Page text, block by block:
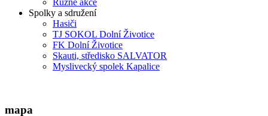
Různé akce
Spolky a sdružení
Hasiči
TJ SOKOL Dolní Životice
FK Dolní Životice
Skauti, středisko SALVATOR
Myslivecký spolek Kapalice
mapa